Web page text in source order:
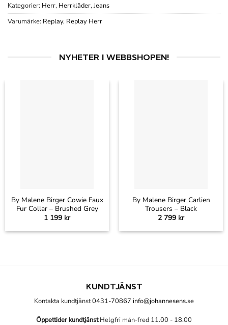
Kategorier: Herr, Herrkläder, Jeans
Varumärke: Replay, Replay Herr
NYHETER I WEBBSHOPEN!
By Malene Birger Cowie Faux
Fur Collar – Brushed Grey
1 199 kr
By Malene Birger Carlien
Trousers – Black
2 799 kr
KUNDTJÄNST
Kontakta kundtjänst0431-70867 info@johannesens.se
Öppettider kundtjänstHelgfri mån-fred 11.00 - 18.00